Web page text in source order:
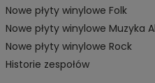
Nowe płyty winylowe Folk
Nowe płyty winylowe Muzyka
Nowe płyty winylowe Rock
Historie zespołów